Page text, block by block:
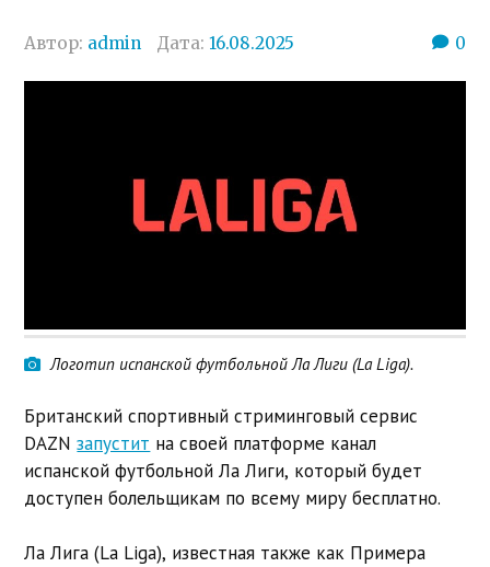
Автор: admin Дата:16.08.2025 0
Логотип испанской футбольной Ла Лиги (La Liga).
Британский спортивный стриминговый сервис
DAZNзапустит на своей платформе канал
испанской футбольной Ла Лиги, которыйбудет
доступен болельщикам по всему миру бесплатно.
Ла Лига (La Liga), известная также как Примера